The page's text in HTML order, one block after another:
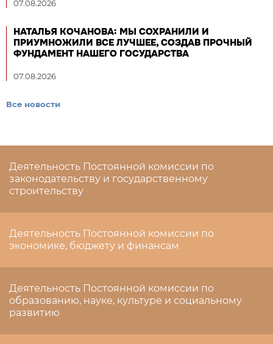
07.08.2026
НАТАЛЬЯ КОЧАНОВА: МЫ СОХРАНИЛИ И
ПРИУМНОЖИЛИ ВСЕ ЛУЧШЕЕ, СОЗДАВ ПРОЧНЫЙ
ФУНДАМЕНТ НАШЕГО ГОСУДАРСТВА
07.08.2026
Все новости
Деятельность Постоянной комиссии по
законодательству и государственному
строительству
Деятельность Постоянной комиссии по
экономике, бюджету и финансам
Деятельность Постоянной комиссии по
образованию, науке, культуре и социальному
развитию